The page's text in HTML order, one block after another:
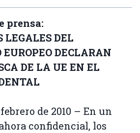
prensa:
LEGALES DEL
DECLARAN
DE LA UE EN EL
de 2010 – En un
confidencial, los